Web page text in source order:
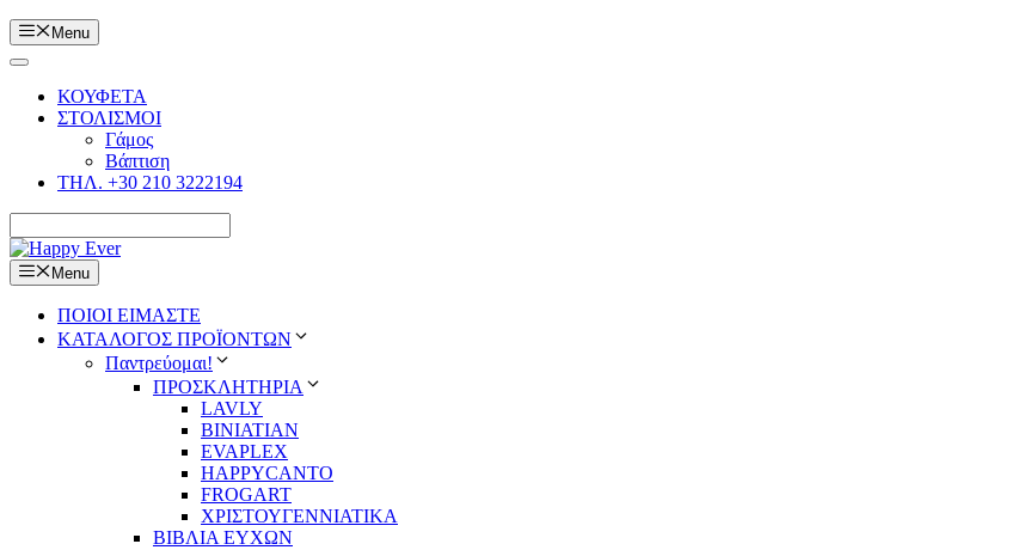
Menu
ΚΟΥΦΕΤΑ
ΣΤΟΛΙΣΜΟΙ
Γάμος
Βάπτιση
ΤΗΛ. +30 210 3222194
Menu
ΠΟΙΟΙ ΕΙΜΑΣΤΕ
ΚΑΤΑΛΟΓΟΣ ΠΡΟΪΟΝΤΩΝ
Παντρεύομαι!
ΠΡΟΣΚΛΗΤΗΡΙΑ
LAVLY
BINIATIAN
EVAPLEX
HAPPYCANTO
FROGART
ΧΡΙΣΤΟΥΓΕΝΝΙΑΤΙΚΑ
ΒΙΒΛΙΑ ΕΥΧΩΝ